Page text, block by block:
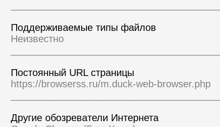
Поддерживаемые типы файлов
Неизвестно
Постоянный URL страницы
https://browserss.ru/m.duck-web-browser.php
Другие обозреватели Интернета